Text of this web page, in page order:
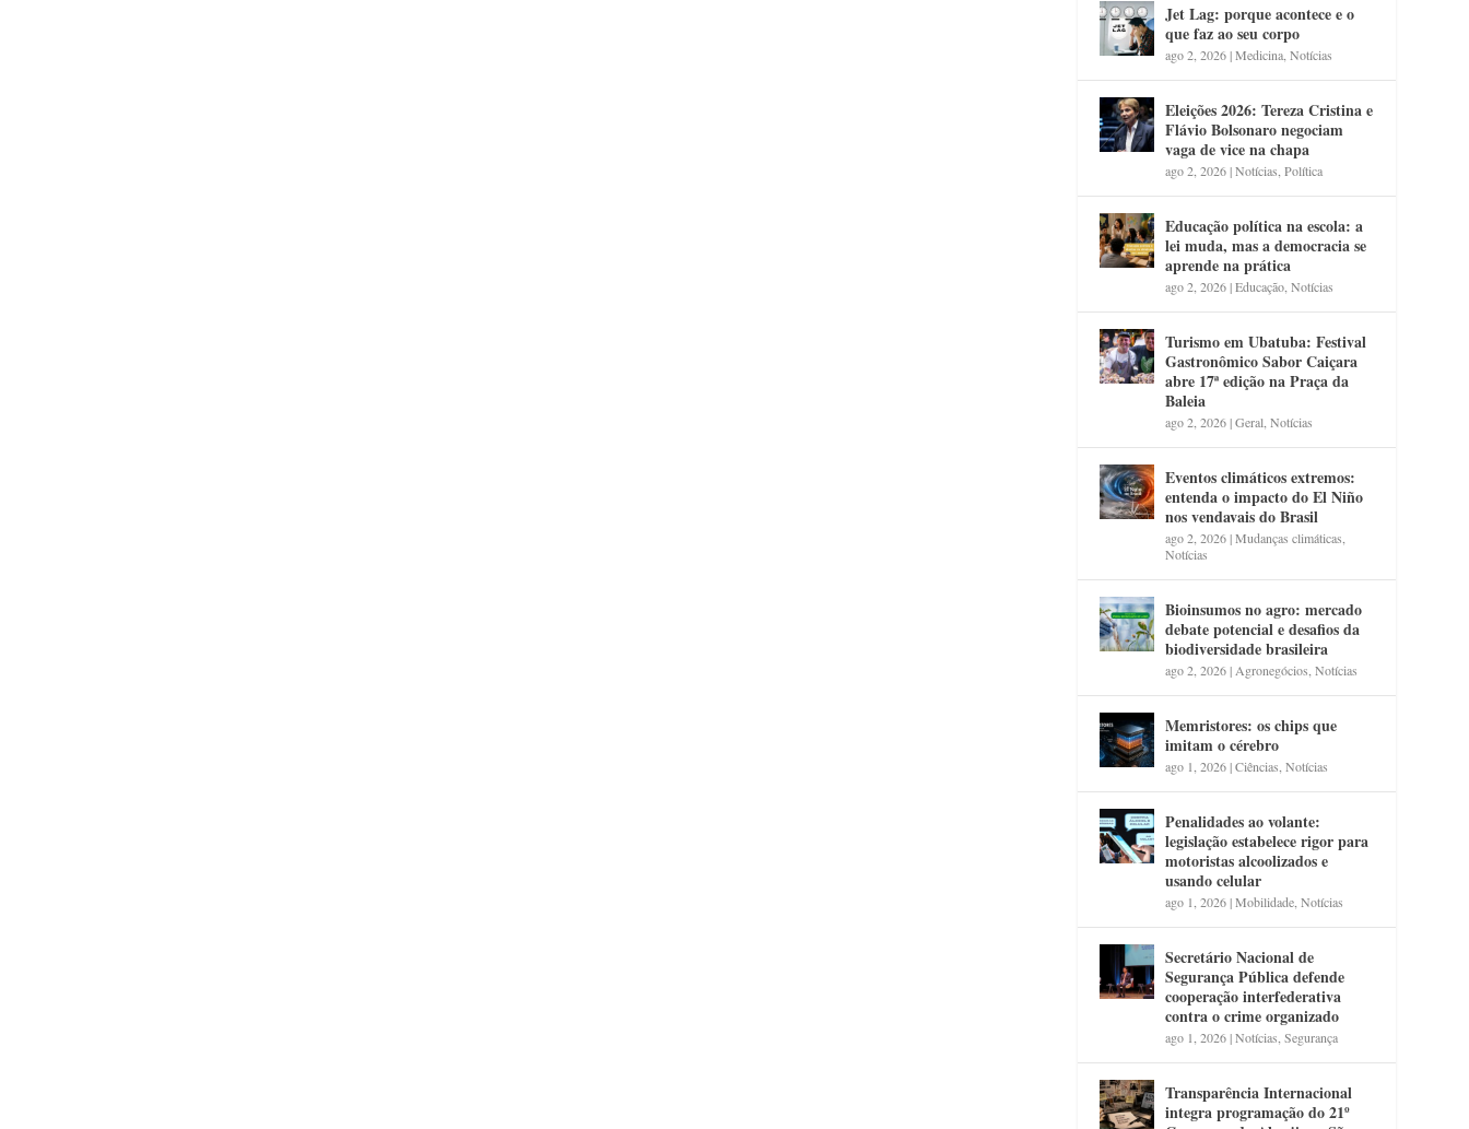
Jet Lag: porque acontece e o
que faz ao seu corpo
ago 2, 2026|Medicina ,Notícias
Eleições 2026: Tereza Cristina e
Flávio Bolsonaro negociam
vaga de vice na chapa
ago 2, 2026|Notícias ,Política
Educação política na escola: a
lei muda, mas a democracia se
aprende na prática
ago 2, 2026|Educação ,Notícias
Turismo em Ubatuba: Festival
Gastronômico Sabor Caiçara
abre 17ª edição na Praça da
Baleia
ago 2, 2026|Geral ,Notícias
Eventos climáticos extremos:
entenda o impacto do El Niño
nos vendavais do Brasil
ago 2, 2026|Mudanças climáticas
Notícias
Bioinsumos no agro: mercado
debate potencial e desafios da
biodiversidade brasileira
ago 2, 2026| Agronegócios ,Notícias
Memristores: os chips que
imitam o cérebro
ago 1, 2026|Ciências ,Notícias
Penalidades ao volante:
legislação estabelece rigor para
motoristas alcoolizados e
usando celular
ago 1, 2026|Mobilidade ,Notícias
Secretário Nacional de
Segurança Pública defende
cooperação interfederativa
contra o crime organizado
ago 1, 2026|Notícias ,Segurança
Transparência Internacional
integra programação do 21º